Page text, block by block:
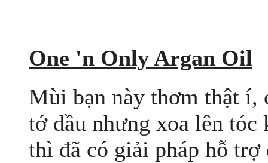
One 'n Only Argan Oil
Mùi bạn này thơm thật í,
tớ dầu nhưng xoa lên
thì đã có giải pháp hỗ trợ